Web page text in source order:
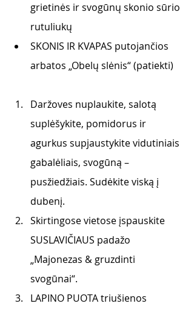
grietinės ir svogūnų skonio sūrio
rutuliukų
SKONIS IR KVAPAS putojančios
arbatos „Obelų slėnis“ (patiekti)
Daržoves nuplaukite, salotą
suplėšykite, pomidorus ir
agurkus supjaustykite vidutiniais
gabalėliais, svogūną –
pusžiedžiais. Sudėkite viską į
dubenį.
Skirtingose vietose įspauskite
SUSLAVIČIAUS padažo
„Majonezas & gruzdinti
svogūnai“.
LAPINO PUOTA triušienos